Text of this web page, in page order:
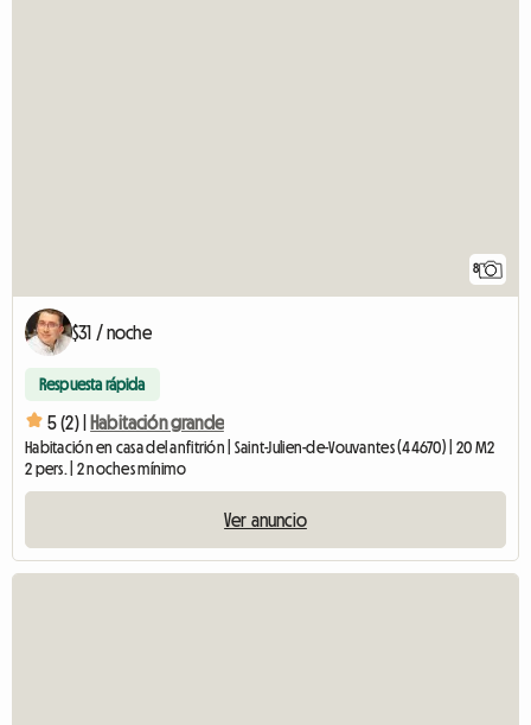
8
$31 / noche
Respuesta rápida
5 (2) | Habitación grande
Habitación en casa del anfitrión | Saint-Julien-de-Vouvantes (44670) | 20 M2
2 pers. | 2 noches mínimo
Ver anuncio